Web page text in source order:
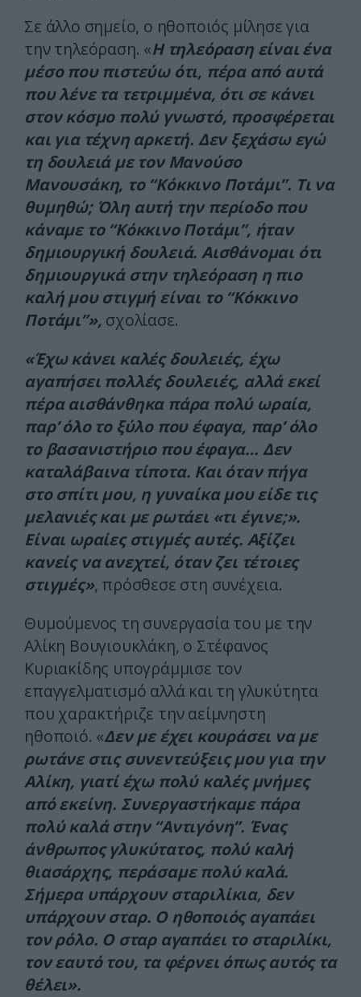
Σε άλλο σημείο, ο ηθοποιός μίλησε για
την τηλεόραση. «Η τηλεόραση είναι ένα
μέσο που πιστεύω ότι, πέρα από αυτά
που λένε τα τετριμμένα, ότι σε κάνει
στον κόσμο πολύ γνωστό, προσφέρεται
και για τέχνη αρκετή. Δεν ξεχάσω εγώ
τη δουλειά με τον Μανούσο
Μανουσάκη, το “Κόκκινο Ποτάμι”. Τι να
θυμηθώ; Όλη αυτή την περίοδο που
κάναμε το “Κόκκινο Ποτάμι”, ήταν
δημιουργική δουλειά. Αισθάνομαι ότι
δημιουργικά στην τηλεόραση η πιο
καλή μου στιγμή είναι το “Κόκκινο
Ποτάμι”», σχολίασε.
«Έχω κάνει καλές δουλειές, έχω
αγαπήσει πολλές δουλειές, αλλά εκεί
πέρα αισθάνθηκα πάρα πολύ ωραία,
παρ’ όλο το ξύλο που έφαγα, παρ’ όλο
το βασανιστήριο που έφαγα… Δεν
καταλάβαινα τίποτα. Και όταν πήγα
στο σπίτι μου, η γυναίκα μου είδε τις
μελανιές και με ρωτάει «τι έγινε;».
Είναι ωραίες στιγμές αυτές. Αξίζει
κανείς να ανεχτεί, όταν ζει τέτοιες
στιγμές», πρόσθεσε στη συνέχεια.
Θυμούμενος τη συνεργασία του με την
Αλίκη Βουγιουκλάκη, ο Στέφανος
Κυριακίδης υπογράμμισε τον
επαγγελματισμό αλλά και τη γλυκύτητα
που χαρακτήριζε την αείμνηστη
ηθοποιό. «Δεν με έχει κουράσει να με
ρωτάνε στις συνεντεύξεις μου για την
Αλίκη, γιατί έχω πολύ καλές μνήμες
από εκείνη. Συνεργαστήκαμε πάρα
πολύ καλά στην “Αντιγόνη”. Ένας
άνθρωπος γλυκύτατος, πολύ καλή
θιασάρχης, περάσαμε πολύ καλά.
Σήμερα υπάρχουν σταριλίκια, δεν
υπάρχουν σταρ. Ο ηθοποιός αγαπάει
τον ρόλο. Ο σταρ αγαπάει το σταριλίκι,
τον εαυτό του, τα φέρνει όπως αυτός τα
θέλει».